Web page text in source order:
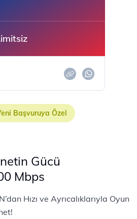
Başvuruya Özel
Gücü
Mbps
Hızı ve Ayrıcalıklarıyla Oyun